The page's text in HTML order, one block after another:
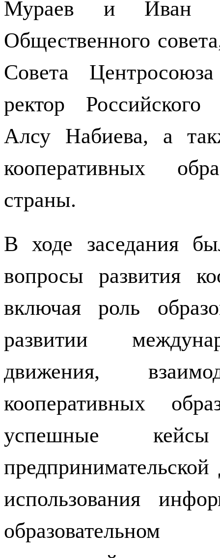
Мураев и Иван
Общественного
Совета
ректор Российского
Алсу Набиева, а
кооперативных
страны.
В ходе заседания
вопросы развития
включая роль
развитии
движения,
кооперативных
успешные
использования